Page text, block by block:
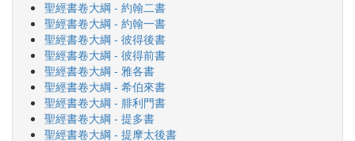
聖經書卷大綱 - 約翰二書
聖經書卷大綱 - 約翰一書
聖經書卷大綱 - 彼得後書
聖經書卷大綱 - 彼得前書
聖經書卷大綱 - 雅各書
聖經書卷大綱 - 希伯來書
聖經書卷大綱 - 腓利門書
聖經書卷大綱 - 提多書
聖經書卷大綱 - 提摩太後書